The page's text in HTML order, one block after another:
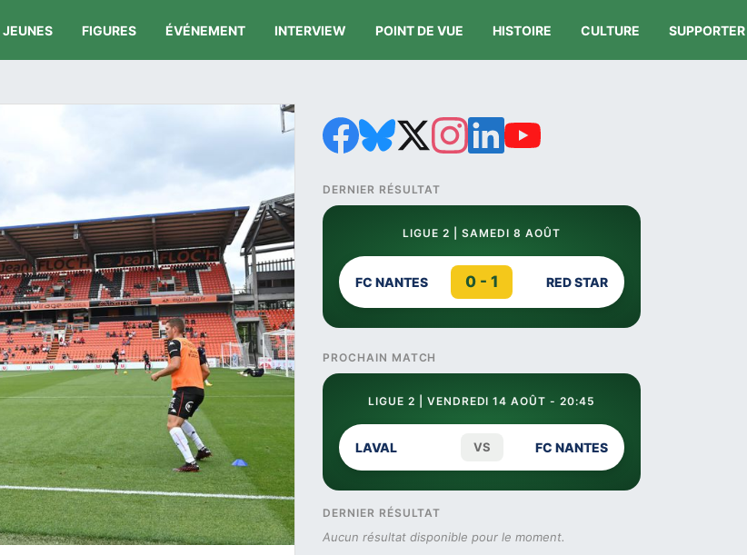
JEUNES FIGURES ÉVÉNEMENT INTERVIEW POINT DE VUE HISTOIRE CULTURE SUPPORTER
DERNIER RÉSULTAT
LIGUE 2 | SAMEDI 8 AOÛT
FC NANTES 0 - 1 RED STAR
PROCHAIN MATCH
LIGUE 2 | VENDREDI 14 AOÛT - 20:45
LAVAL VS FC NANTES
DERNIER RÉSULTAT
Aucun résultat disponible pour le moment.